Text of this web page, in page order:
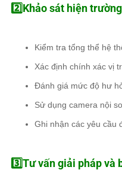
2️⃣Khảo sát hiện trường
Kiểm tra tổng thể hệ
Xác định chính xác vị
Đánh giá mức độ hư
Sử dụng camera nội
Ghi nhận các yêu cầu
3️⃣Tư vấn giải pháp và